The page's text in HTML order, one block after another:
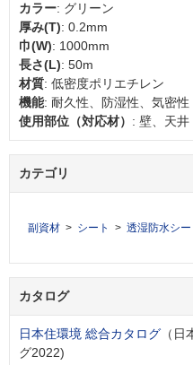
カラー: グリーン
厚み(T): 0.2mm
巾(W): 1000mm
長さ(L): 50m
材質: 低密度ポリエチレン
機能: 耐久性、防湿性、気密性
使用部位（対応材） : 壁、天井
カテゴリ
副資材 シート 透湿防水シー
カタログ
日本住環境 総合カタログ （
グ2022)